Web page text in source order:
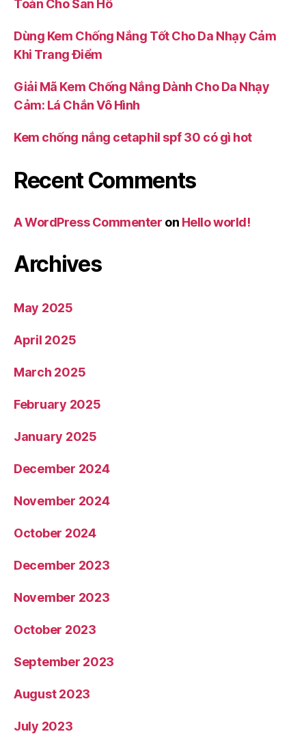
Toàn Cho San Hô
Dùng Kem Chống Nắng Tốt Cho Da Nhạy Cảm
Khi Trang Điểm
Giải Mã Kem Chống Nắng Dành Cho Da Nhạy
Cảm: Lá Chắn Vô Hình
Kem chống nắng cetaphil spf 30 có gì hot
Recent Comments
A WordPress Commenter on Hello world!
Archives
May 2025
April 2025
March 2025
February 2025
January 2025
December 2024
November 2024
October 2024
December 2023
November 2023
October 2023
September 2023
August 2023
July 2023